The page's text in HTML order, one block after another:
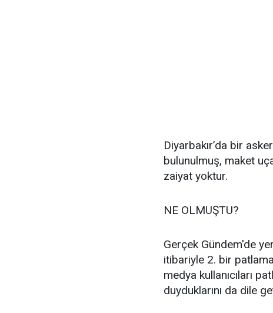
Diyarbakır’da bir
bulunulmuş, maket
zaiyat yoktur.
NE OLMUŞTU?
Gerçek Gündem'de
itibariyle 2. bir
medya kullanıcıları
duyduklarını da dile